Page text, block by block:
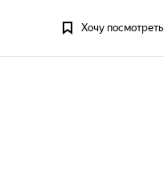
Хочу посмотреть